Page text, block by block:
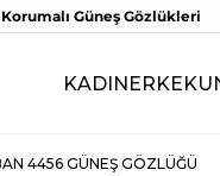
Güneş Gözlükleri
KADINERKEK
4456 GÜNEŞ GÖZLÜĞÜ